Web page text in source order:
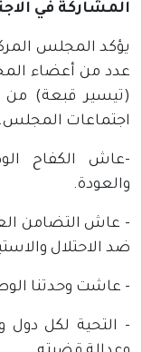
المشاركة في
يؤكد المجلس
عدد من أعضاء
(تيسير قبعة) من
اجتماعات المجلس.
-عاش الكفاح
والعودة.
- عاش التضامن
ضد الاحتلال
- عاشت وحدتنا
- التحية لكل